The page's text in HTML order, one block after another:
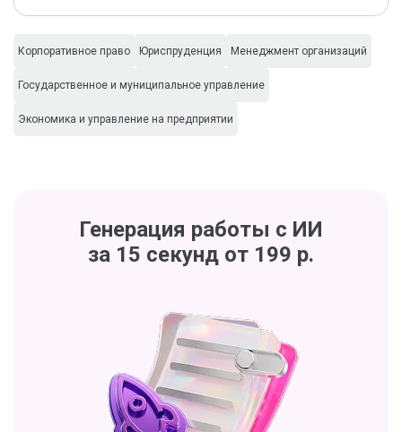
Корпоративное право Юриспруденция Менеджмент организаций
Государственное и муниципальное управление
Экономика и управление на предприятии
Генерация работы с ИИ
за 15 секунд от 199 р.